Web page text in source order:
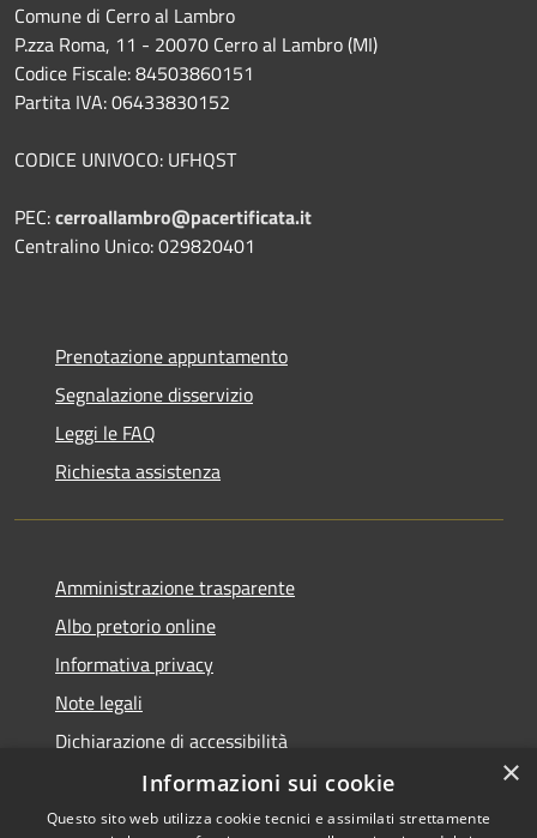
Comune di Cerro al Lambro
P.zza Roma, 11 - 20070 Cerro al Lambro (MI)
Codice Fiscale: 84503860151
Partita IVA: 06433830152
CODICE UNIVOCO: UFHQST
PEC:cerroallambro@pacertificata.it
Centralino Unico: 029820401
Prenotazione appuntamento
Segnalazione disservizio
Leggi le FAQ
Richiesta assistenza
Amministrazione trasparente
Albo pretorio online
Informativa privacy
Note legali
Dichiarazione di accessibilità
×
Informazioni sui cookie
Questo sito web utilizza cookie tecnici e assimilati strettamente